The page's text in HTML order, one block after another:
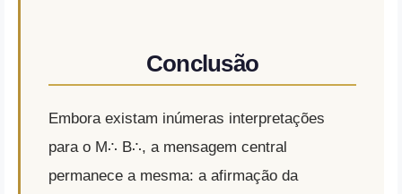
Conclusão
Embora existam inúmeras interpretações
para o M∴ B∴, a mensagem central
permanece a mesma: a afirmação da